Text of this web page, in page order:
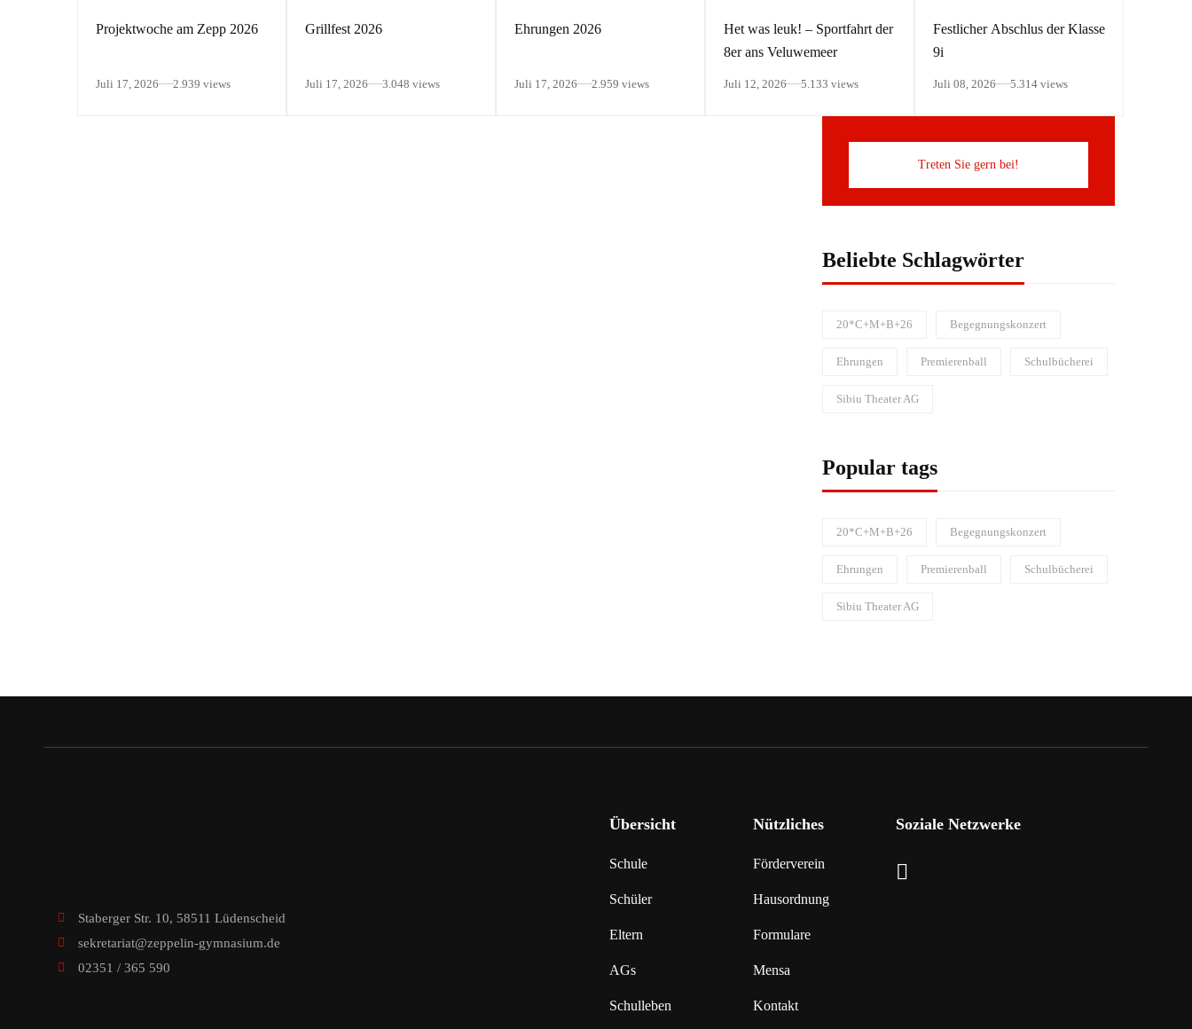
Projektwoche am Zepp 2026
Juli 17, 2026 2.939 views
Grillfest 2026
Juli 17, 2026 3.048 views
Ehrungen 2026
Juli 17, 2026 2.959 views
Het was leuk! – Sportfahrt der
8er ans Veluwemeer
Juli 12, 2026 5.133 views
Festlicher Abschlus der Klasse
9i
Juli 08, 2026 5.314 views
Treten Sie gern bei!
Beliebte Schlagwörter
20*C+M+B+26 Begegnungskonzert
Ehrungen Premierenball Schulbücherei
Sibiu Theater AG
Popular tags
20*C+M+B+26 Begegnungskonzert
Ehrungen Premierenball Schulbücherei
Sibiu Theater AG
Staberger Str. 10, 58511 Lüdenscheid
sekretariat@zeppelin-gymnasium.de
02351 / 365 590
Übersicht
Schule
Schüler
Eltern
AGs
Schulleben
Nützliches
Förderverein
Hausordnung
Formulare
Mensa
Kontakt
Soziale Netzwerke